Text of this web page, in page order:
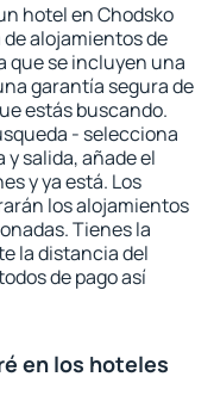
hotel en Chodsko
alojamientos de
que se incluyen una
garantía segura de
estás buscando.
- selecciona
salida, añade el
y ya está. Los
los alojamientos
Tienes la
la distancia del
de pago así
en los hoteles